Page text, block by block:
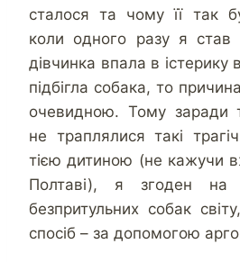
сталося та чому її так
коли одного разу я став
дівчинка впала в істерику
підбігла собака, то
очевидною. Тому заради
не траплялися такі
тією дитиною (не кажучи
Полтаві), я згоден на
безпритульних собак
спосіб – за допомогою